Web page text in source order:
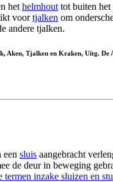
het helmhout tot buiten het
voortjalken om
andere tjalken.
Aken, Tjalken en Kraken, Uitg. De
sluis aangebracht
de deur in beweging
termen inzake sluizen en